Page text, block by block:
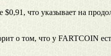
$0,91, что указывает на
о том, что у FARTCOIN